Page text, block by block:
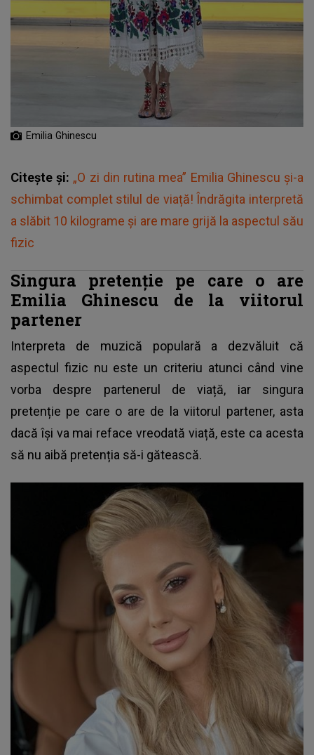
Emilia Ghinescu
Citește și: „O zi din rutina mea” Emilia Ghinescu și-a
schimbat complet stilul de viață! Îndrăgita interpretă
a slăbit 10 kilograme și are mare grijă la aspectul său
fizic
Singura pretenție pe care o are
Emilia Ghinescu de la viitorul
partener
Interpreta de muzică populară a dezvăluit că
aspectul fizic nu este un criteriu atunci când vine
vorba despre partenerul de viață, iar singura
pretenție pe care o are de la viitorul partener, asta
dacă își va mai reface vreodată viață, este ca acesta
să nu aibă pretenția să-i gătească.